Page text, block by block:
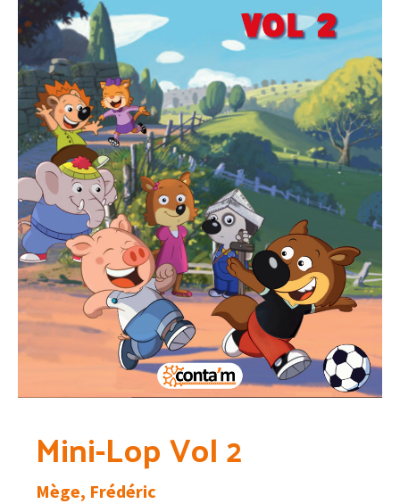
Mini-Lop Vol 2
Mège, Frédéric